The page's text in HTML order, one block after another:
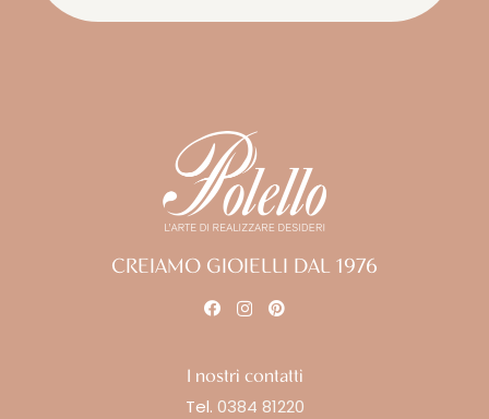
CREIAMO GIOIELLI DAL 1976
I nostri contatti
Tel. 0384 81220